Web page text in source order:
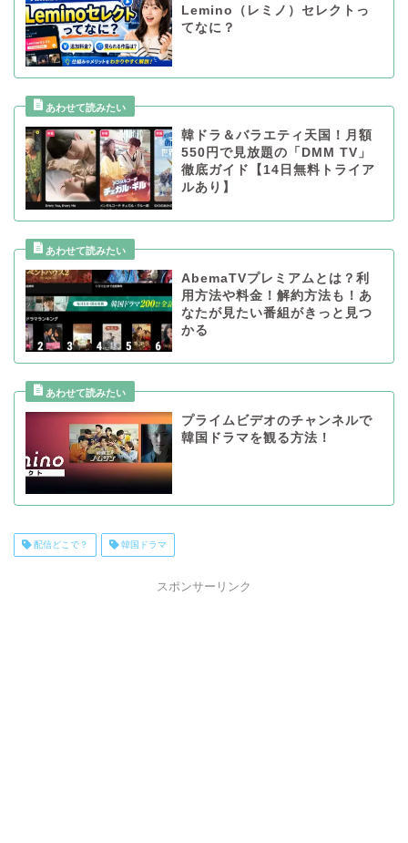
Lemino（レミノ）セレクトっ
てなに？
韓ドラ＆バラエティ天国！月額
550円で見放題の「DMM TV」
徹底ガイド【14日無料トライア
ルあり】
AbemaTVプレミアムとは？利
用方法や料金！解約方法も！あ
なたが見たい番組がきっと見つ
かる
プライムビデオのチャンネルで
韓国ドラマを観る方法！
配信どこで？ 韓国ドラマ
スポンサーリンク